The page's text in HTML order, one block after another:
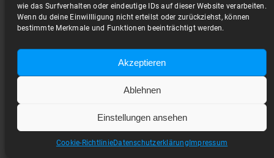
wie das Surfverhalten oder eindeutige IDs auf dieser Website verarbeiten.
Wenn du deine Einwillligung nicht erteilst oder zurückziehst, können
bestimmte Merkmale und Funktionen beeinträchtigt werden.
Akzeptieren
Ablehnen
Einstellungen ansehen
Cookie-RichtlinieDatenschutzerklärung Impressum